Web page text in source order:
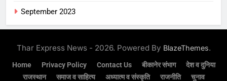
September 2023
Thar Express News - 2026. Powered By BlazeThemes.
Home Privacy Policy Contact Us बीकानेर संभाग
देश व दुनिया
राजस्थान
समाज व साहित्य अध्यात्म व संस्कृति राजनीति चुनाव